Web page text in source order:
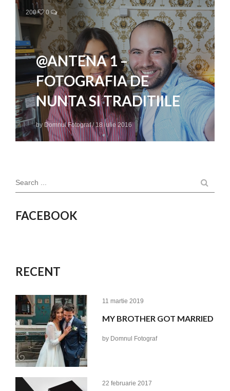
200 0
@ANTENA 1 –
FOTOGRAFIA DE
NUNTA SI TRADITIILE
by Domnul Fotograf/18 iulie 2016
Search ...
FACEBOOK
RECENT
11 martie 2019
MY BROTHER GOT MARRIED
by Domnul Fotograf
22 februarie 2017